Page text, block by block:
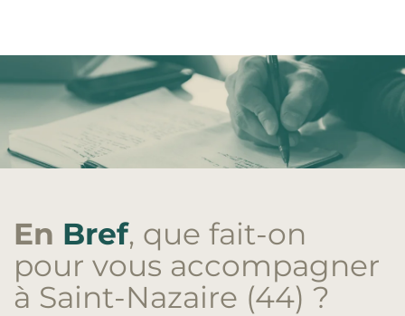
En Bref, que fait-on
pour vous accompagner
à Saint-Nazaire (44) ?